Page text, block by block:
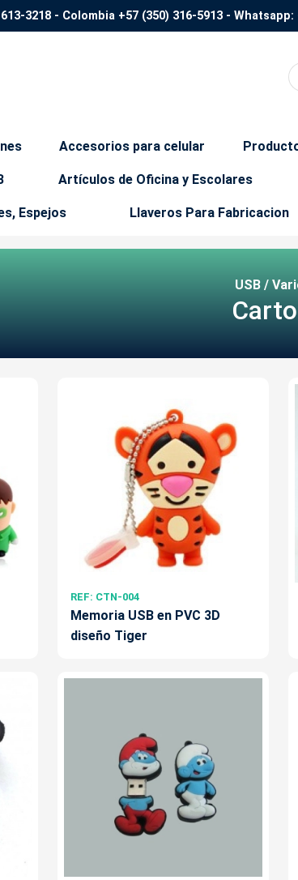
3218 - Colombia +57 (350) 316-5913 - Whatsapp:
Accesorios para celular
Artículos de Oficina y Escolares
Espejos Llaveros Para Fabricacion
USB /
REF: CTN-004
Memoria USB en PVC 3D
diseño Tiger